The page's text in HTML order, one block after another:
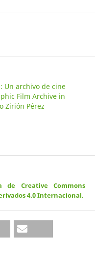
Un archivo de cine
Film Archive in
Zirión Pérez
de Creative Commons
4.0 Internacional.